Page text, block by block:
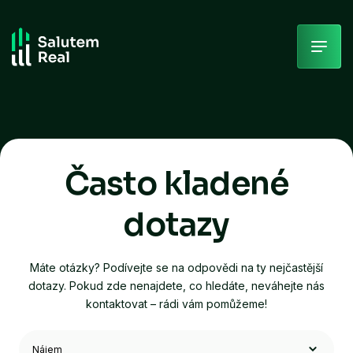
content
Často kladené
dotazy
Máte otázky? Podívejte se na odpovědi na ty nejčastější
dotazy. Pokud zde nenajdete, co hledáte, neváhejte nás
kontaktovat – rádi vám pomůžeme!
Filtrovat